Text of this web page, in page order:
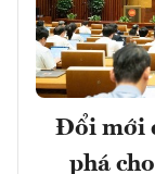
Đổi mới
phá